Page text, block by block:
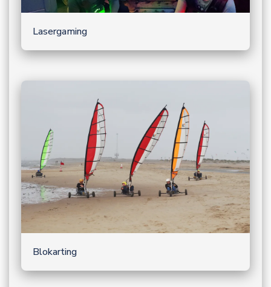
Lasergaming
Blokarting